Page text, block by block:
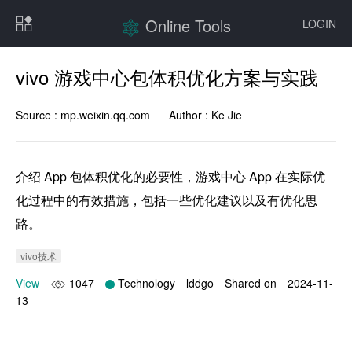
LOGIN
Online Tools
vivo 游戏中心包体积优化方案与实践
Source : mp.weixin.qq.com Author : Ke Jie
介绍 App 包体积优化的必要性，游戏中心 App 在实际优
化过程中的有效措施，包括一些优化建议以及有优化思
路。
vivo技术
View 1047 Technology lddgo Shared on
2024-11-
13